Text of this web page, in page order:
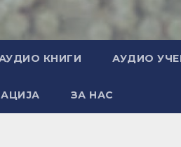
КНИГИ АУДИО
ЗА НАС